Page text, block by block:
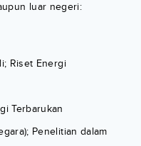
luar negeri:
Riset Energi
Terbarukan
Penelitian dalam